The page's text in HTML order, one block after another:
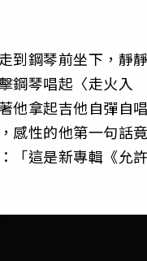
到鋼琴前坐下，靜靜
鋼琴唱起〈走火入
他拿起吉他自彈自唱
感性的他第一句話竟
「這是新專輯《允許